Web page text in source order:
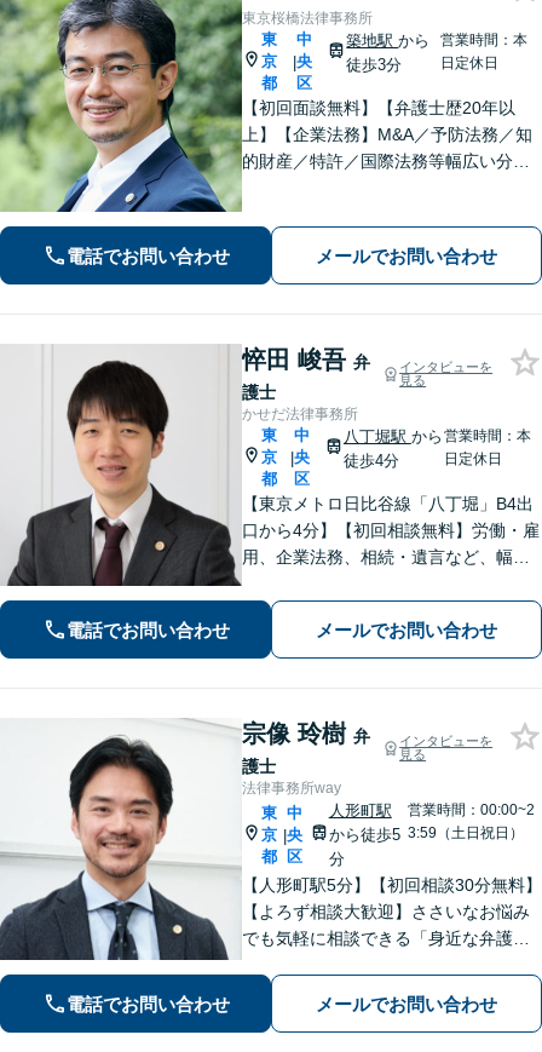
東京桜橋法律事務所
東
京
都
|
中
央
区
築地駅から
徒歩3分
営業時間：本
日定休日
【初回面談無料】【弁護士歴20年以
上】【企業法務】M&A／予防法務／知
的財産／特許／国際法務等幅広い分野
回収・労働問題・相続にも注力【休日
相談可】【完全個室】【築地駅3分】
電話でお問い合わせ メールでお問い合わせ
悴田 峻吾 弁
護士
インタビューを
見る
かせだ法律事務所
東
京
都
|
中
央
区
八丁堀駅 から
徒歩4分
営業時間：本
日定休日
【東京メトロ日比谷線「八丁堀」B4出
口から4分】【初回相談無料】労働・雇
用、企業法務、相続・遺言など、幅広
いる方の力になりたいと思い、弁護士
になりました。お気軽にご相談くださ
い。【電話相談可】【休日面談可】
電話でお問い合わせ メールでお問い合わせ
宗像 玲樹 弁
護士
インタビューを
見る
法律事務所way
東
京
都
|
中
央
区
人形町駅
から徒歩5
分
営業時間：00:00~2
3:59（土日祝日）
【人形町駅5分】【初回相談30分無料】
【よろず相談大歓迎】ささいなお悩み
でも気軽に相談できる「身近な弁護
お悩みに親身に寄り添い、明るい未来
を歩めるように精一杯サポートいたし
電話でお問い合わせ メールでお問い合わせ